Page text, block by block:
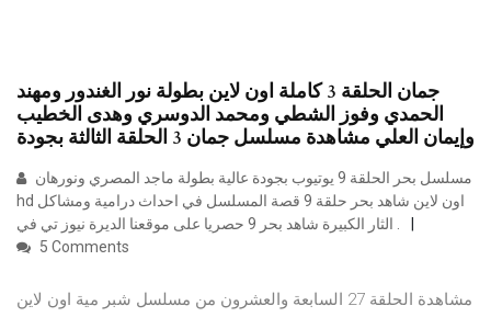
جمان الحلقة 3 كاملة اون لاين بطولة نور الغندور ومهند
الحمدي وفوز الشطي ومحمد الدوسري وهدى الخطيب
وإيمان العلي مشاهدة مسلسل جمان 3 الحلقة الثالثة بجودة
hd اون لاين شاهد بحر حلقة 9 قصة المسلسل في احداث درامية ومشاكل
الثار الكبيرة شاهد بحر 9 حصريا على موقعنا الديرة نيوز تي في .
5 Comments
مشاهدة الحلقة 27 السابعة والعشرون من مسلسل شبر مية اون لاين